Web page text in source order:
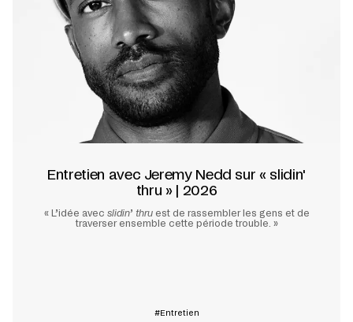
Entretien avec Jeremy Nedd sur « slidin'
thru » | 2026
« L’idée avec slidin’ thru est de rassembler les gens et de
traverser ensemble cette période trouble. »
Entretien